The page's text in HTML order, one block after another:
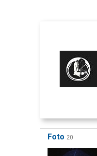
Foto 20